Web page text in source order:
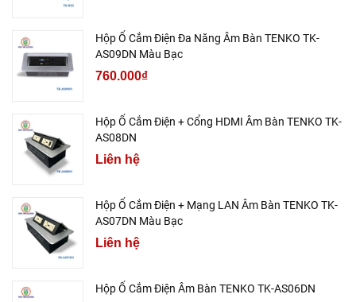
Hộp Ổ Cắm Điện Đa Năng Âm Bàn TENKO TK-
AS09DN Màu Bạc
760.000₫
Hộp Ổ Cắm Điện + Cổng HDMI Âm Bàn TENKO TK-
AS08DN
Liên hệ
Hộp Ổ Cắm Điện + Mạng LAN Âm Bàn TENKO TK-
AS07DN Màu Bạc
Liên hệ
Hộp Ổ Cắm Điện Âm Bàn TENKO TK-AS06DN